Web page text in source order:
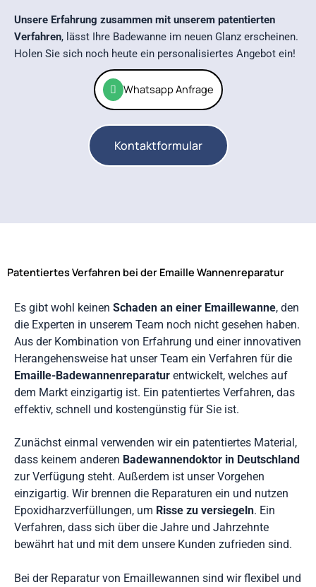
Unsere Erfahrung zusammen mit unserem patentierten
Verfahren, lässt Ihre Badewanne im neuen Glanz erscheinen.
Holen Sie sich noch heute ein personalisiertes Angebot ein!
Whatsapp Anfrage
Kontaktformular
Patentiertes Verfahren bei der Emaille Wannenreparatur
Es gibt wohl keinen Schaden an einer Emaillewanne, den
die Experten in unserem Team noch nicht gesehen haben.
Aus der Kombination von Erfahrung und einer innovativen
Herangehensweise hat unser Team ein Verfahren für die
Emaille-Badewannenreparatur entwickelt, welches auf
dem Markt einzigartig ist. Ein patentiertes Verfahren, das
effektiv, schnell und kostengünstig für Sie ist.
Zunächst einmal verwenden wir ein patentiertes Material,
dass keinem anderen Badewannendoktor in Deutschland
zur Verfügung steht. Außerdem ist unser Vorgehen
einzigartig. Wir brennen die Reparaturen ein und nutzen
Epoxidharzverfüllungen, um Risse zu versiegeln. Ein
Verfahren, dass sich über die Jahre und Jahrzehnte
bewährt hat und mit dem unsere Kunden zufrieden sind.
Bei der Reparatur von Emaillewannen sind wir flexibel und